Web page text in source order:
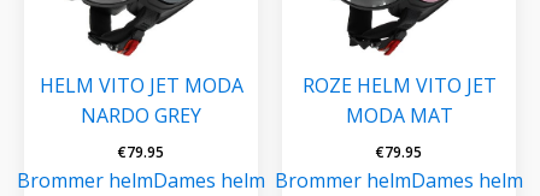
HELM VITO JET MODA
NARDO GREY
€79.95
Brommer helmDames helm
ROZE HELM VITO JET
MODA MAT
€79.95
Brommer helmDames helm